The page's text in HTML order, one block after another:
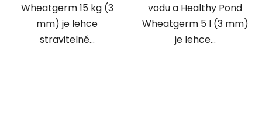
Wheatgerm 15 kg (3
mm) je lehce
stravitelné...
vodu a Healthy Pond
Wheatgerm 5 l (3 mm)
je lehce...